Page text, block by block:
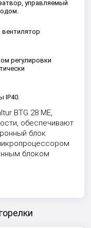
управляемый
регулировки
IP40.
BTG 28 ME,
обеспечивают
блок
блоком